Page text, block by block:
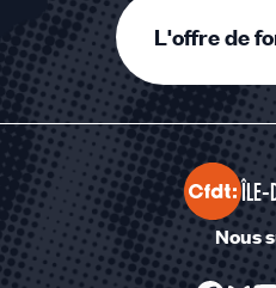
L'offre de
ÎLE-
Nous